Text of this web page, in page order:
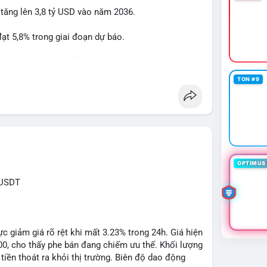
#1point49trieuusd
lên 3,8 tỷ USD vào năm 2036.
5,8% trong giai đoạn dự báo.
giảm giá rõ rệt khi mất 3.23% trong 24h. Giá hiện
cho thấy phe bán đang chiếm ưu thế. Khối lượng
thoát ra khỏi thị trường. Biên độ dao động
TON #9
OPTIMUS